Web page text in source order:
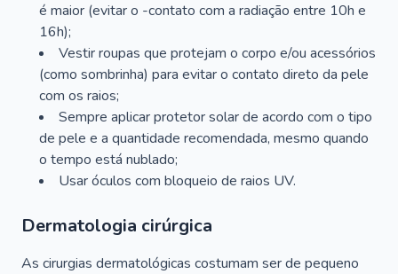
é maior (evitar o -contato com a radiação entre 10h e
16h);
Vestir roupas que protejam o corpo e/ou acessórios
(como sombrinha) para evitar o contato direto da pele
com os raios;
Sempre aplicar protetor solar de acordo com o tipo
de pele e a quantidade recomendada, mesmo quando
o tempo está nublado;
Usar óculos com bloqueio de raios UV.
Dermatologia cirúrgica
As cirurgias dermatológicas costumam ser de pequeno